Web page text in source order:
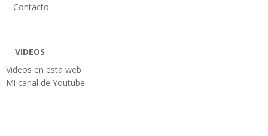
– Contacto
VIDEOS
Videos en esta web
Mi canal de Youtube